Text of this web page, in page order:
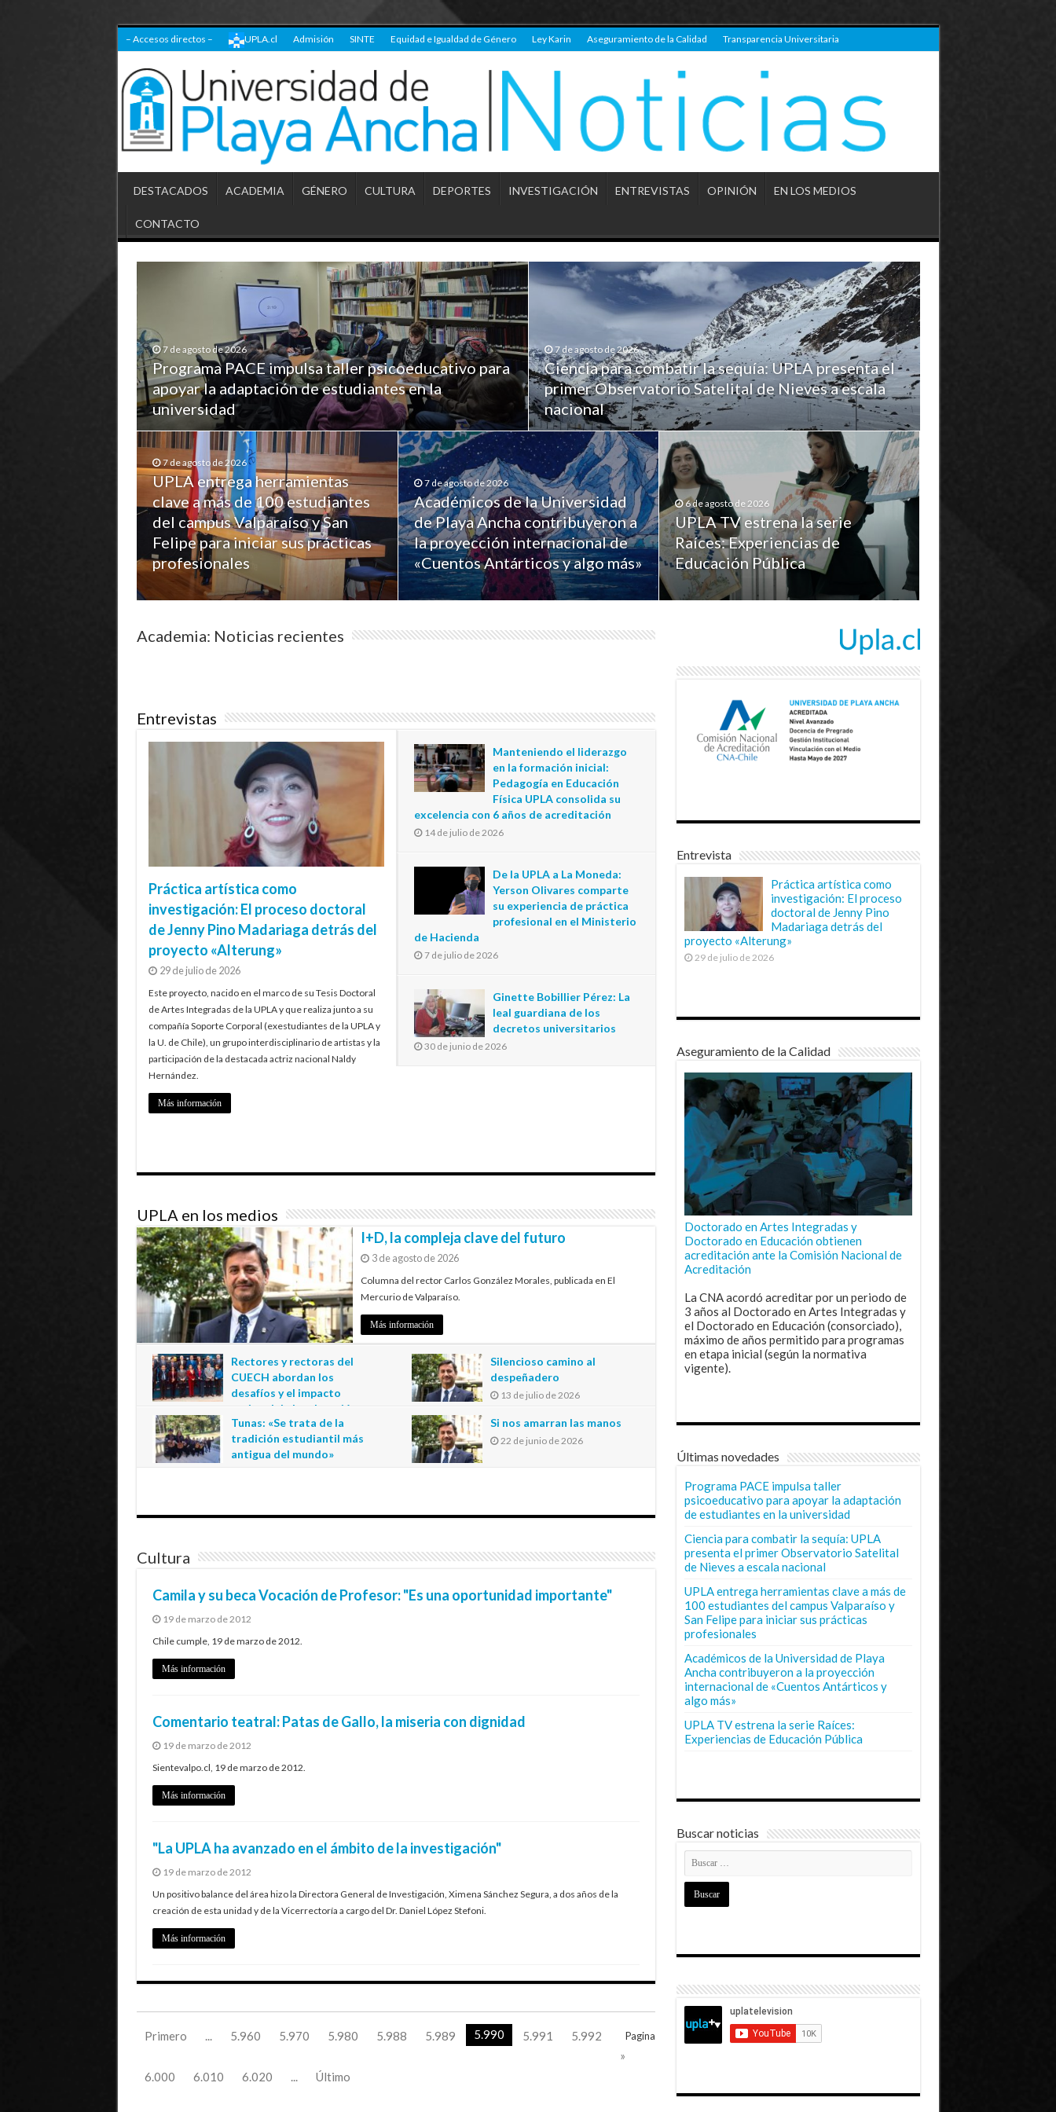
– Accesos directos – UPLA.cl Admisión SINTE Equidad e Igualdad de Género Ley Karin Aseguramiento de la Calidad Transparencia Universitaria
DESTACADOS ACADEMIA GÉNERO CULTURA DEPORTES INVESTIGACIÓN ENTREVISTAS OPINIÓN EN LOS MEDIOS
CONTACTO
7 de agosto de 2026
Programa PACE impulsa taller psicoeducativo para
apoyar la adaptación de estudiantes en la
universidad
7 de agosto de 2026
Ciencia para combatir la sequía: UPLA presenta el
primer Observatorio Satelital de Nieves a escala
nacional
7 de agosto de 2026
UPLA entrega herramientas
clave a más de 100 estudiantes
del campus Valparaíso y San
Felipe para iniciar sus prácticas
profesionales
7 de agosto de 2026
Académicos de la Universidad
de Playa Ancha contribuyeron a
la proyección internacional de
«Cuentos Antárticos y algo más»
6 de agosto de 2026
UPLA TV estrena la serie
Raíces: Experiencias de
Educación Pública
Academia: Noticias recientes
Entrevistas
Práctica artística como
investigación: El proceso doctoral
de Jenny Pino Madariaga detrás del
proyecto «Alterung»
29 de julio de 2026
Este proyecto, nacido en el marco de su Tesis Doctoral
de Artes Integradas de la UPLA y que realiza junto a su
compañía Soporte Corporal (exestudiantes de la UPLA y
la U. de Chile), un grupo interdisciplinario de artistas y la
participación de la destacada actriz nacional Naldy
Hernández.
Más información
Manteniendo el liderazgo
en la formación inicial:
Pedagogía en Educación
Física UPLA consolida su
excelencia con 6 años de acreditación
14 de julio de 2026
De la UPLA a La Moneda:
Yerson Olivares comparte
su experiencia de práctica
profesional en el Ministerio
de Hacienda
7 de julio de 2026
Ginette Bobillier Pérez: La
leal guardiana de los
decretos universitarios
30 de junio de 2026
UPLA en los medios
I+D, la compleja clave del futuro
3 de agosto de 2026
Columna del rector Carlos González Morales, publicada en El
Mercurio de Valparaíso.
Más información
Rectores y rectoras del
CUECH abordan los
desafíos y el impacto
regional de la educación
estatal en Tarapacá
20 de julio de 2026
Silencioso camino al
despeñadero
13 de julio de 2026
Tunas: «Se trata de la
tradición estudiantil más
antigua del mundo»
Si nos amarran las manos
22 de junio de 2026
Cultura
Camila y su beca Vocación de Profesor: "Es una oportunidad importante"
19 de marzo de 2012
Chile cumple, 19 de marzo de 2012.
Más información
Comentario teatral: Patas de Gallo, la miseria con dignidad
19 de marzo de 2012
Sientevalpo.cl, 19 de marzo de 2012.
Más información
"La UPLA ha avanzado en el ámbito de la investigación"
19 de marzo de 2012
Un positivo balance del área hizo la Directora General de Investigación, Ximena Sánchez Segura, a dos años de la
creación de esta unidad y de la Vicerrectoría a cargo del Dr. Daniel López Stefoni.
Más información
Pagina
Primero 5.960 5.970 5.980 5.988 5.989 5.990 5.991
5.992
»
6.000
6.010 6.020 Último
Entrevista
Práctica artística como
investigación: El proceso
doctoral de Jenny Pino
Madariaga detrás del
proyecto «Alterung»
29 de julio de 2026
Aseguramiento de la Calidad
Doctorado en Artes Integradas y
Doctorado en Educación obtienen
acreditación ante la Comisión Nacional de
Acreditación
La CNA acordó acreditar por un periodo de
3 años al Doctorado en Artes Integradas y
el Doctorado en Educación (consorciado),
máximo de años permitido para programas
en etapa inicial (según la normativa
vigente).
Últimas novedades
Programa PACE impulsa taller
psicoeducativo para apoyar la adaptación
de estudiantes en la universidad
Ciencia para combatir la sequía: UPLA
presenta el primer Observatorio Satelital
de Nieves a escala nacional
UPLA entrega herramientas clave a más de
100 estudiantes del campus Valparaíso y
San Felipe para iniciar sus prácticas
profesionales
Académicos de la Universidad de Playa
Ancha contribuyeron a la proyección
internacional de «Cuentos Antárticos y
algo más»
UPLA TV estrena la serie Raíces:
Experiencias de Educación Pública
Buscar noticias